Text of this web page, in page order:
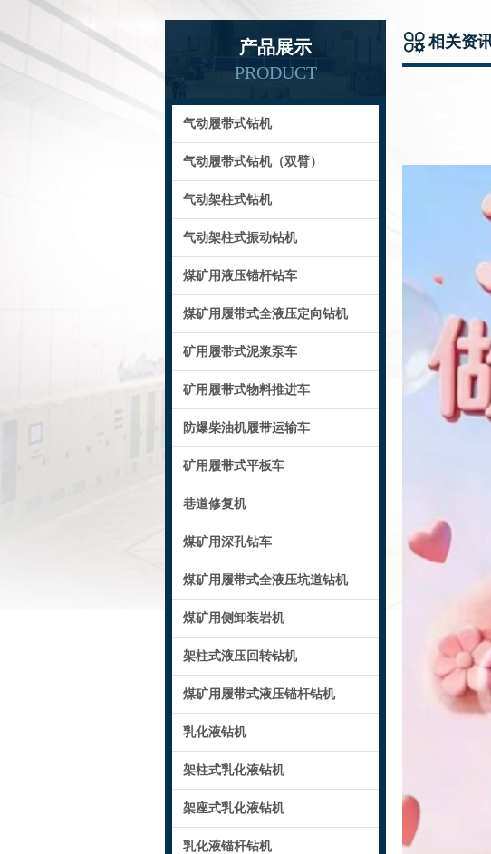
产品展示
PRODUCT
气动履带式钻机
气动履带式钻机（双臂）
气动架柱式钻机
气动架柱式振动钻机
煤矿用液压锚杆钻车
煤矿用履带式全液压定向钻机
矿用履带式泥浆泵车
矿用履带式物料推进车
防爆柴油机履带运输车
矿用履带式平板车
巷道修复机
煤矿用深孔钻车
煤矿用履带式全液压坑道钻机
煤矿用侧卸装岩机
架柱式液压回转钻机
煤矿用履带式液压锚杆钻机
乳化液钻机
架柱式乳化液钻机
架座式乳化液钻机
乳化液锚杆钻机
相关资